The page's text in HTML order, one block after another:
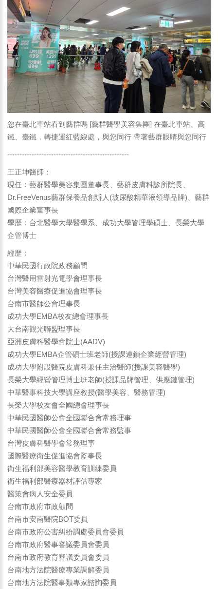
您在臺北車站看到藝群嗎 [藝群醫學美容集團] 在臺北車站、高
鐵、臺鐵，轉捷運紅藍線處，與您同行 帶著藝群眼睛與您同行
--------------------------------------------------
王正坤醫師：
現任：藝群醫學美容集團董事長、藝群皮膚科診所院長、
Dr.FreeVenus藝群保養品創辦人(玻尿酸精華液領導品牌)、藝群
國際企業董事長
學歷：台北醫學大學醫學系、成功大學管理學碩士、長榮大學
企管博士
經歷：
中華民國行政院政務顧問
台灣醫用雷射光電學會理事長
台灣美容醫療促進協會理事長
台南市醫師公會理事長
成功大學EMBA校友總會理事長
大台南觀光聯盟理事長
亞洲皮膚科醫學會院士(AADV)
成功大學EMBA企管碩士班老師(授課連鎖企業經營管理)
成功大學附設醫院皮膚科兼任主治醫師(授課美容醫學)
長榮大學經營管理博士班老師(授課品牌管理、供應鏈管理)
中華醫事科技大學講座教授(醫學美容、醫務管理)
長榮大學校友會全國總會理事長
中華民國醫師公會全國聯合會常務理事
中華民國醫師公會全國聯合會常務監事
台灣皮膚科醫學會常務理事
國際醫療衛生促進協會監事長
衛生福利部美容醫學教育訓練委員
衛生福利部醫療器材評估專家
醫策會病人安全委員
台南市政府市政顧問
台南市安南醫院BOT委員
台南市政府公害糾紛調處委員會委員
台南市政府醫事審議委員會委員
台南市政府教育審議委員會委員
台南地方法院醫療專業調解委員
台南地方法院醫事類專家諮詢委員